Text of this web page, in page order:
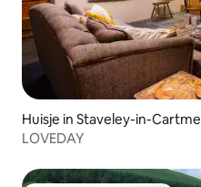
Huisje in Staveley-in-Cartmel
LOVEDAY